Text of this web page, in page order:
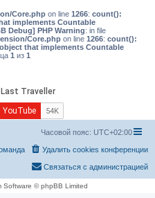
Core.php on line 1266: count():
implements Countable
Debug] PHP Warning: in file
Core.phpon line 1266: count():
that implements Countable
1 из 1
Часовой пояс: UTC+02:00
Удалить cookies конференции
Связаться с администрацией
Software © phpBB Limited